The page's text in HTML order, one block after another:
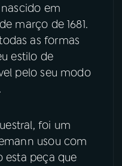
X
em
março de 1681.
as formas
estilo de
pelo seu modo
foi um
usou com
esta peça que